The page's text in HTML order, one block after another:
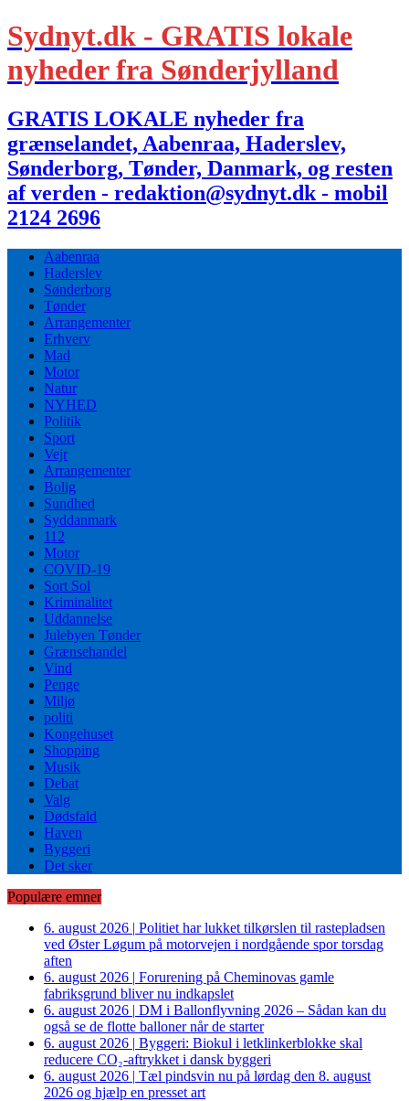
Sydnyt.dk - GRATIS lokale
nyheder fra Sønderjylland
GRATIS LOKALE nyheder fra
grænselandet, Aabenraa, Haderslev,
Sønderborg, Tønder, Danmark, og resten
af verden - redaktion@sydnyt.dk - mobil
2124 2696
Aabenraa
Haderslev
Sønderborg
Tønder
Arrangementer
Erhverv
Mad
Motor
Natur
NYHED
Politik
Sport
Vejr
Arrangementer
Bolig
Sundhed
Syddanmark
112
Motor
COVID-19
Sort Sol
Kriminalitet
Uddannelse
Julebyen Tønder
Grænsehandel
Vind
Penge
Miljø
politi
Kongehuset
Shopping
Musik
Debat
Valg
Dødsfald
Haven
Byggeri
Det sker
Populære emner
6. august 2026 | Politiet har lukket tilkørslen til rastepladsen
ved Øster Løgum på motorvejen i nordgående spor torsdag
aften
6. august 2026 | Forurening på Cheminovas gamle
fabriksgrund bliver nu indkapslet
6. august 2026 | DM i Ballonflyvning 2026 – Sådan kan du
også se de flotte balloner når de starter
6. august 2026 | Byggeri: Biokul i letklinkerblokke skal
reducere CO₂-aftrykket i dansk byggeri
6. august 2026 | Tæl pindsvin nu på lørdag den 8. august
2026 og hjælp en presset art